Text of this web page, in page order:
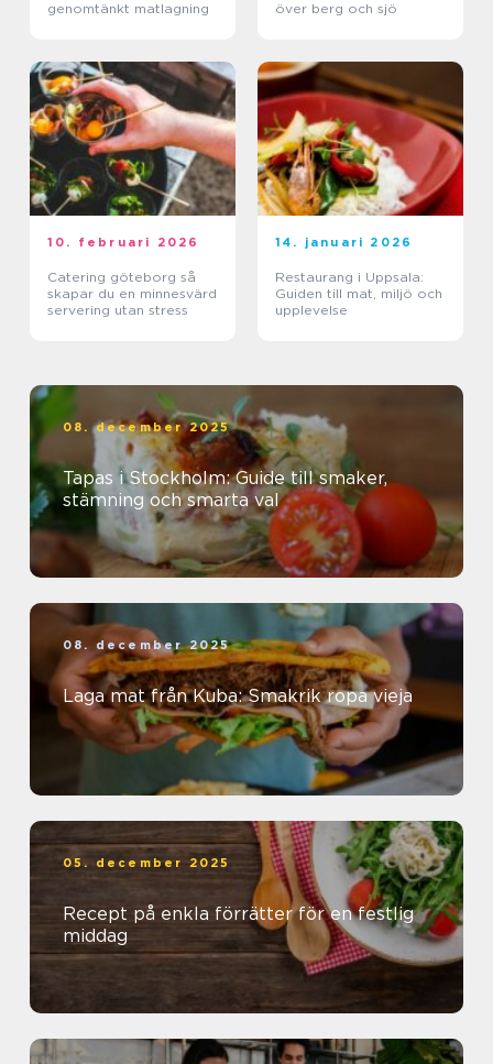
genomtänkt matlagning över berg och sjö
10. februari 2026
Catering göteborg så
skapar du en minnesvärd
servering utan stress
14. januari 2026
Restaurang i Uppsala:
Guiden till mat, miljö och
upplevelse
08. december 2025
Tapas i Stockholm: Guide till smaker,
stämning och smarta val
08. december 2025
Laga mat från Kuba: Smakrik ropa vieja
05. december 2025
Recept på enkla förrätter för en festlig
middag